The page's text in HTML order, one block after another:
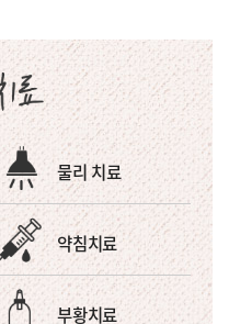
물리 치료
약침치료
부황치료